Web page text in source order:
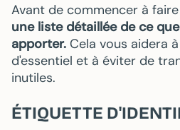
Avant de commencer à
une liste détaillée de ce
apporter. Cela vous aidera
d'essentiel et à éviter de
inutiles.
ÉTIQUETTE